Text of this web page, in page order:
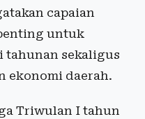
capaian
untuk
tahunan sekaligus
ekonomi daerah.
Triwulan I tahun